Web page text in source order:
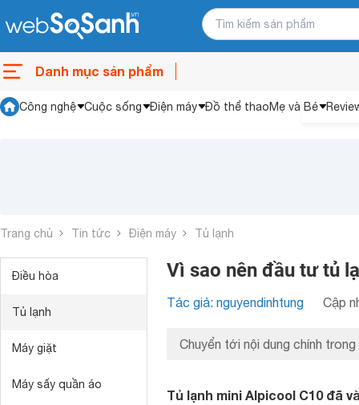
Danh mục sản phẩm
Công nghệ Cuộc sống Điện máy Đồ thể thaoMẹ và Bé
Trang chủ Tin tức Điện máy Tủ lạnh
Điều hòa
Tủ lạnh
Máy giặt
Máy sấy quần áo
Vì sao nên đầu tư tủ
Tác giả: nguyendinhtung Cập
Chuyển tới nội dung chính trong
Tủ lạnh mini Alpicool C10 đã